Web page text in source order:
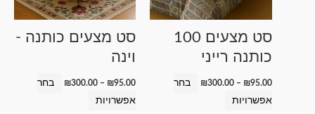
סט מצעים 100
כותנה רייני
₪95.00
–
₪300.00
בחר
אפשרויות
ניתן
את
האפשרויות
בעמוד
סט מצעים כותנה -
וינה
₪95.00
–
₪300.00
בחר
אפשרויות
ניתן
את
בעמוד